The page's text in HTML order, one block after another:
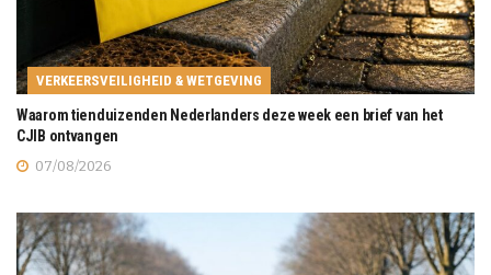
VERKEERSVEILIGHEID & WETGEVING
Waarom tienduizenden Nederlanders deze week een brief van het
CJIB ontvangen
07/08/2026